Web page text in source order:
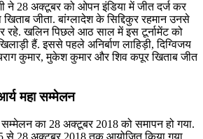
ने 28 अक्टूबर को ओपन इंडिया में जीत दर्ज कर
जीता. बांग्लादेश के सिद्दिकुर रहमान उनसे
रहे. खलिन पिछले आठ साल में इस टूर्नामेंट को
हैं. इससे पहले अनिर्बाण लाहिड़ी, दिग्विजय
कुमार, मुकेश कुमार और शिव कपूर खिताब जीत
आर्य महा सम्मेलन
सम्मेलन का 28 अक्टूबर 2018 को समापन हो गया.
से 28 अक्टूबर 2018 तक आयोजित किया गया